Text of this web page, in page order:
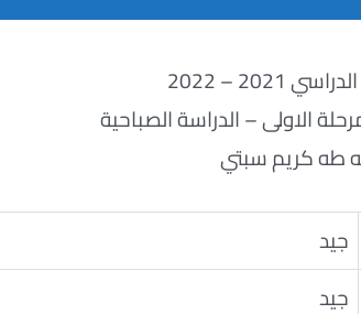
2021 – 2022
الاولى – الدراسة الصباحية
طه كريم سبتي
جيد
جيد